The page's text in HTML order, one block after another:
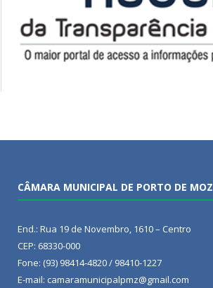
CÂMARA MUNICIPAL DE PORTO DE MOZ
End.: Rua 19 de Novembro, 1610 – Centro
CEP: 68330-000
Fone: (93) 98414-4820 / 98410-1227
E-mail: camaramunicipalpmz@gmail.com